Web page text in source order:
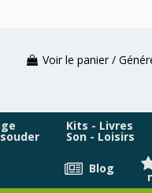
Voir le panier /
Kits - Livres
Son - Loisirs
Blog